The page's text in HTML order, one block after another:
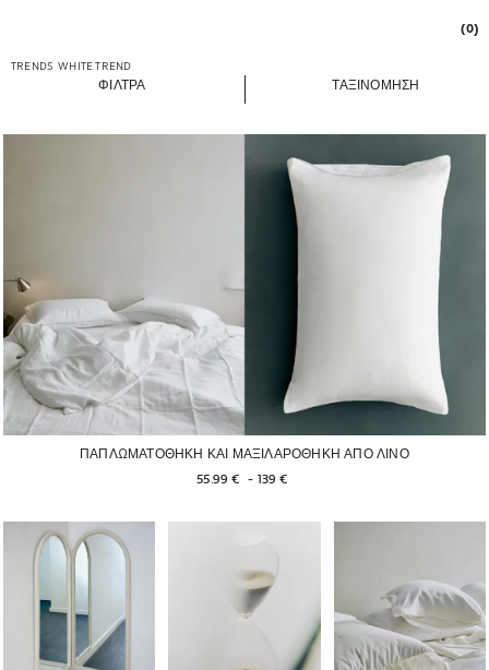
(0)
TRENDS WHITE TREND
ΦΊΛΤΡΑ ΤΑΞΙΝΟΜΗΣΗ
ΠΑΠΛΩΜΑΤΟΘΗΚΗ ΚΑΙ ΜΑΞΙΛΑΡΟΘΗΚΗ ΑΠΟ ΛΙΝΟ
55.99 € - 139 €
Η εικόνα άλλαξε σε 1 από 7Η εικόνα άλλαξε σε 1 από 6